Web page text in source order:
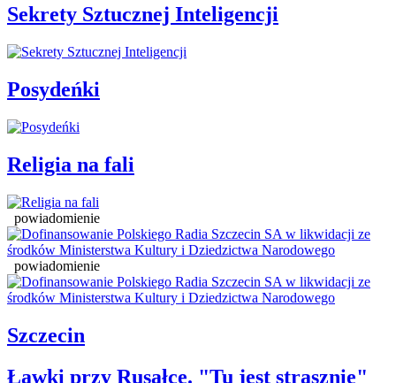
Sekrety Sztucznej Inteligencji
Posydeńki
Religia na fali
powiadomienie
powiadomienie
Szczecin
Ławki przy Rusałce. "Tu jest strasznie"